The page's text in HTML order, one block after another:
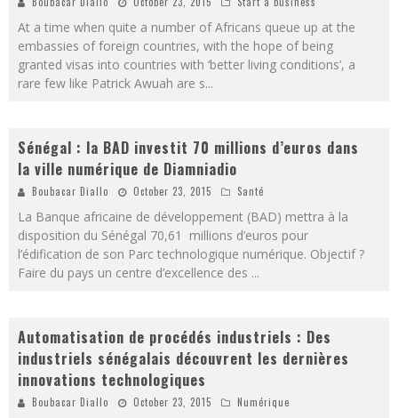
At a time when quite a number of Africans queue up at the
embassies of foreign countries, with the hope of being
granted visas into countries with ‘better living conditions’, a
rare few like Patrick Awuah are s...
Sénégal : la BAD investit 70 millions d’euros dans
la ville numérique de Diamniadio
Boubacar Diallo October 23, 2015 Santé
La Banque africaine de développement (BAD) mettra à la
disposition du Sénégal 70,61 millions d’euros pour
l’édification de son Parc technologique numérique. Objectif ?
Faire du pays un centre d’excellence des ...
Automatisation de procédés industriels : Des
industriels sénégalais découvrent les dernières
innovations technologiques
Boubacar Diallo October 23, 2015 Numérique